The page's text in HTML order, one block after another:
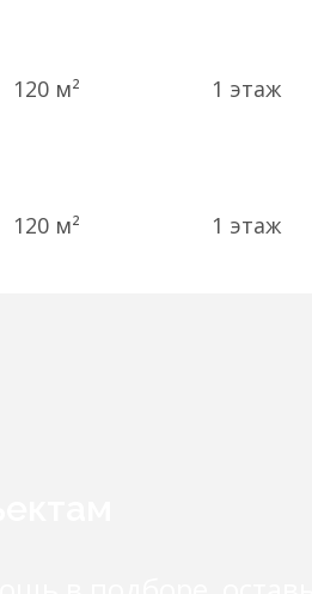
120 м² 1 этаж
120 м² 1 этаж